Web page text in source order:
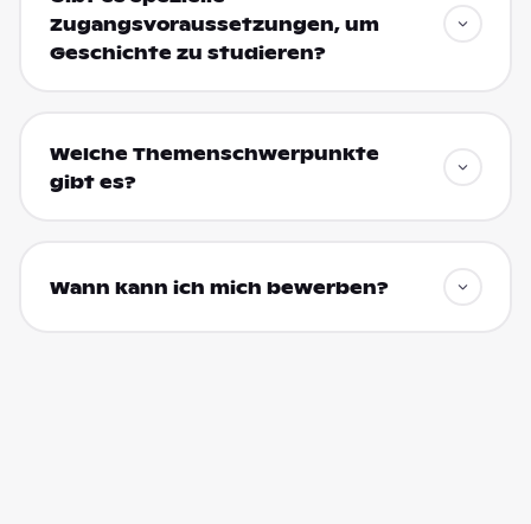
Zugangsvoraussetzungen, um
Geschichte zu studieren?
Welche Themenschwerpunkte
gibt es?
Wann kann ich mich bewerben?